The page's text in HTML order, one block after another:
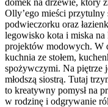
domek na drzewie, który
Olly’ego mieści przytulny
podwieczorku oraz
legowisko kota i miska
projektów modowych. W
kuchnia ze stołem,
spożywczymi. Na piętrze
młodszą siostrą. Tutaj
to kreatywny pomysł na
w rodzinę i odgrywanie